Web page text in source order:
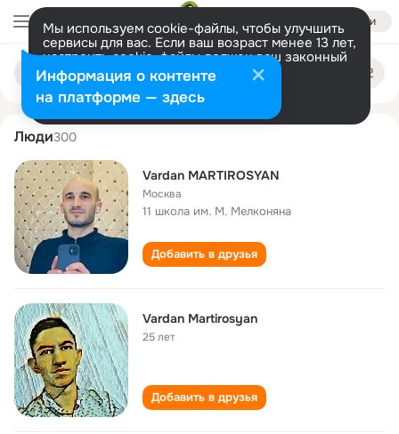
Войти
Мы используем cookie-файлы, чтобы улучшить
сервисы для вас. Если ваш возраст менее 13 лет,
настроить cookie-файлы должен ваш законный
представитель. Больше информации
Разрешить все Настроить
Поиск
людям
vardan martirosyan
Люди300
Vardan MARTIROSYAN
Москва
11 школа им. М. Мелконяна
Добавить в друзья
Vardan Martirosyan
25 лет
Добавить в друзья
Информация о контенте
на платформе — здесь